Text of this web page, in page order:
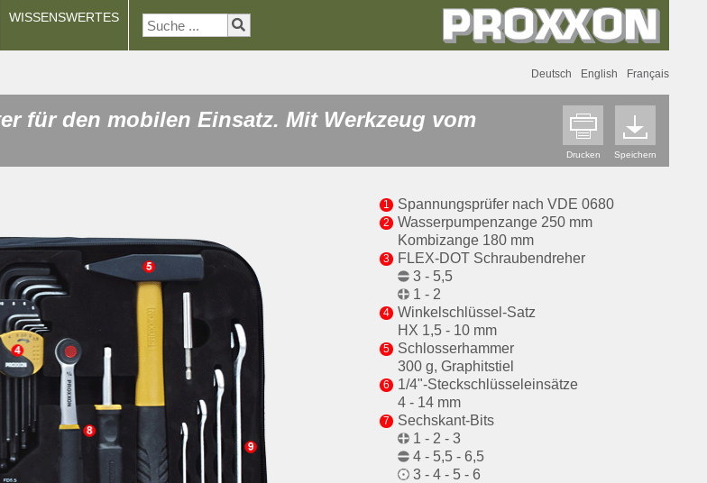
WISSENSWERTES
Deutsch English Français
Drucken Speichern
für den mobilen Einsatz. Mit Werkzeug vom
Spannungsprüfer nach VDE 0680
Wasserpumpenzange 250 mm
Kombizange 180 mm
FLEX-DOT Schraubendreher
3 - 5,5
1 - 2
Winkelschlüssel-Satz
HX 1,5 - 10 mm
Schlosserhammer
300 g, Graphitstiel
1/4"-Steckschlüsseleinsätze
4 - 14 mm
Sechskant-Bits
1 - 2 - 3
4 - 5,5 - 6,5
3 - 4 - 5 - 6